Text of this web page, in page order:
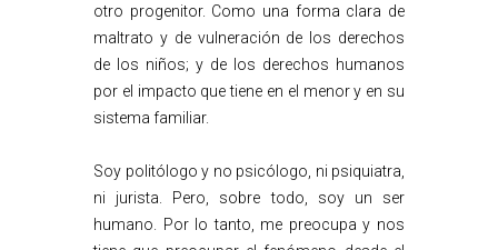
otro progenitor. Como una forma clara de
maltrato y de vulneración de los derechos
de los niños; y de los derechos humanos
por el impacto que tiene en el menor y en su
sistema familiar.
Soy politólogo y no psicólogo, ni psiquiatra,
ni jurista. Pero, sobre todo, soy un ser
humano. Por lo tanto, me preocupa y nos